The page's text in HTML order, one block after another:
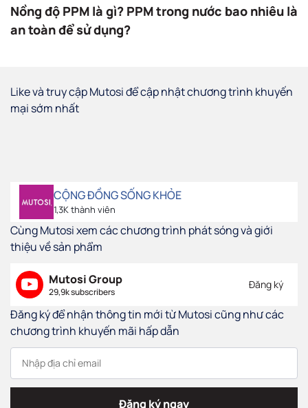
Nồng độ PPM là gì? PPM trong nước bao nhiêu là
an toàn để sử dụng?
Like và truy cập Mutosi để cập nhật chương trình khuyến
mại sớm nhất
CỘNG ĐỒNG SỐNG KHỎE
1,3K thành viên
Cùng Mutosi xem các chương trình phát sóng và giới
thiệu về sản phẩm
Mutosi Group
29,9k subscribers
Đăng ký
Đăng ký để nhận thông tin mới từ Mutosi cũng như các
chương trình khuyến mãi hấp dẫn
Đăng ký ngay